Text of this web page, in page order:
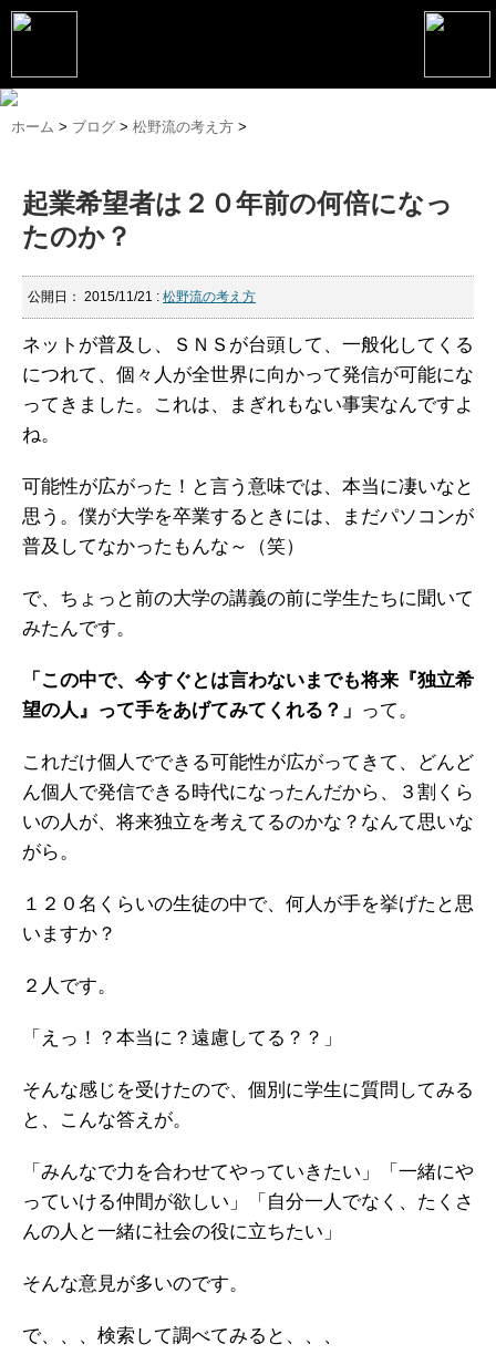
トップページ
松野恵介のブログ
会社概要
スケジュール
講演・セミナー
コンサルティング
マーケティング塾
書籍
ガイアの実績
お問い合わせ
ホーム > ブログ > 松野流の考え方 >
起業希望者は２０年前の何倍になっ
たのか？
公開日： 2015/11/21 : 松野流の考え方
ネットが普及し、ＳＮＳが台頭して、一般化してくる
につれて、 個々人が全世界に向かって発信が可能にな
ってきました。
これは、まぎれもない事実なんですよ
ね。
可能性が広がった！と言う意味では、本当に凄いなと
思う。 僕が大学を卒業するときには、まだパソコンが
普及してなかったもんな～（笑）
で、ちょっと前の大学の講義の前に学生たちに聞いて
みたんです。
「この中で、今すぐとは言わないまでも将来『独立希
望の人』って手をあげてみてくれる？」 って。
これだけ個人でできる可能性が広がってきて、どんど
ん個人で発信できる時代になったんだから、３割くら
いの人が、将来独立を考えてるのかな？なんて思いな
がら。
１２０名くらいの生徒の中で、何人が手を挙げたと思
いますか？
２人です。
「えっ！？本当に？遠慮してる？？」
そんな感じを受けたので、個別に学生に質問してみる
と、こんな答えが。
「みんなで力を合わせてやっていきたい」
「一緒にや
っていける仲間が欲しい」
「自分一人でなく、たくさ
んの人と一緒に社会の役に立ちたい」
そんな意見が多いのです。
で、、、検索して調べてみると、、、